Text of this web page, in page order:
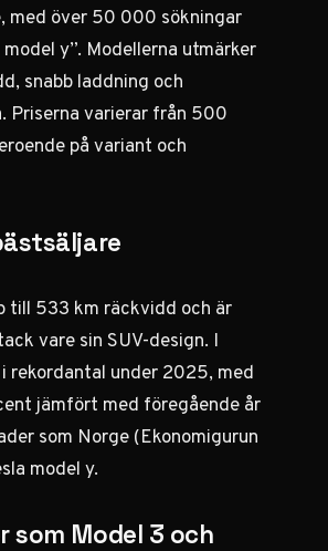
med över 50 000 sökningar
y”. Modellerna utmärker
snabb laddning och
Priserna varierar från 500
på variant och
till 533 km räckvidd och är
vare sin SUV-design. I
rekordantal under 2025, med
jämfört med föregående år
som Norge (Ekonomigurun
model y.
som Model 3 och